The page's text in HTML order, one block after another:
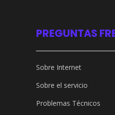
PREGUNTAS
Sobre Internet
Sobre el servicio
Problemas Técnicos